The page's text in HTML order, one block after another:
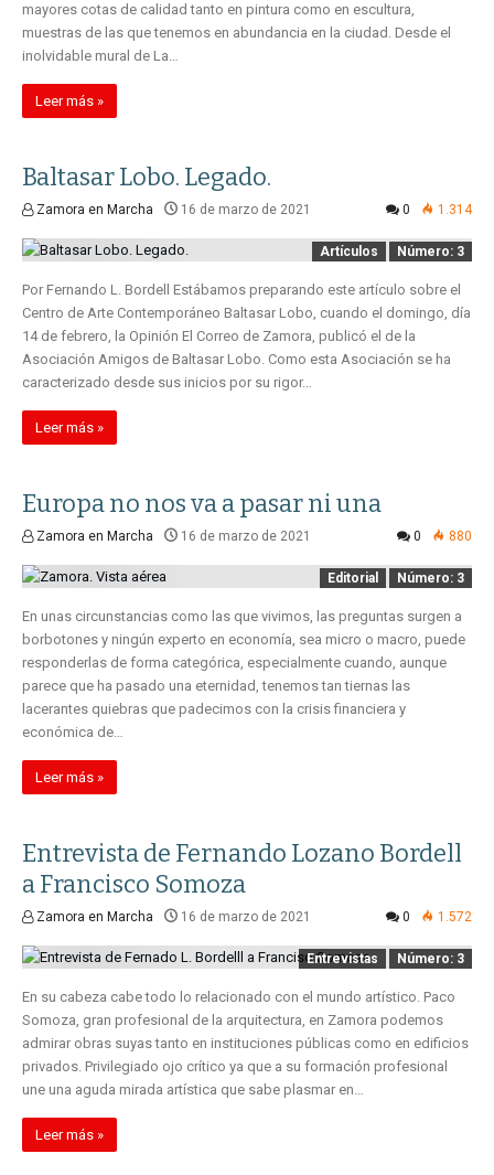
mayores cotas de calidad tanto en pintura como en escultura,
muestras de las que tenemos en abundancia en la ciudad. Desde el
inolvidable mural de La…
Leer más »
Baltasar Lobo. Legado.
Zamora en Marcha 16 de marzo de 2021 0 1.314
Artículos Número: 3
Por Fernando L. Bordell Estábamos preparando este artículo sobre el
Centro de Arte Contemporáneo Baltasar Lobo, cuando el domingo, día
14 de febrero, la Opinión El Correo de Zamora, publicó el de la
Asociación Amigos de Baltasar Lobo. Como esta Asociación se ha
caracterizado desde sus inicios por su rigor…
Leer más »
Europa no nos va a pasar ni una
Zamora en Marcha 16 de marzo de 2021 0 880
Editorial Número: 3
En unas circunstancias como las que vivimos, las preguntas surgen a
borbotones y ningún experto en economía, sea micro o macro, puede
responderlas de forma categórica, especialmente cuando, aunque
parece que ha pasado una eternidad, tenemos tan tiernas las
lacerantes quiebras que padecimos con la crisis financiera y
económica de…
Leer más »
Entrevista de Fernando Lozano Bordell
a Francisco Somoza
Zamora en Marcha 16 de marzo de 2021 0 1.572
Entrevistas Número: 3
En su cabeza cabe todo lo relacionado con el mundo artístico. Paco
Somoza, gran profesional de la arquitectura, en Zamora podemos
admirar obras suyas tanto en instituciones públicas como en edificios
privados. Privilegiado ojo crítico ya que a su formación profesional
une una aguda mirada artística que sabe plasmar en…
Leer más »